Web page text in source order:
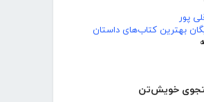
پور
بهترین کتاب‌های داستان
خویش‌تن